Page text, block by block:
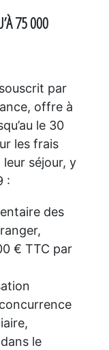
75 000
par
offre à
le 30
les frais
leur séjour, y
:
des
€ TTC par
concurrence
le